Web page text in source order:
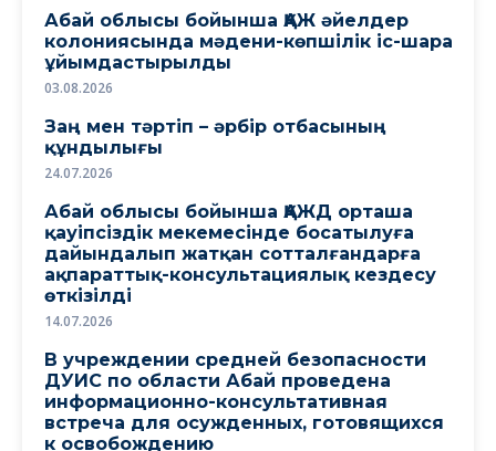
Абай облысы бойынша ҚАЖ әйелдер
колониясында мәдени-көпшілік іс-шара
ұйымдастырылды
03.08.2026
Заң мен тәртіп – әрбір отбасының
құндылығы
24.07.2026
Абай облысы бойынша ҚАЖД орташа
қауіпсіздік мекемесінде босатылуға
дайындалып жатқан сотталғандарға
ақпараттық-консультациялық кездесу
өткізілді
14.07.2026
В учреждении средней безопасности
ДУИС по области Абай проведена
информационно-консультативная
встреча для осужденных, готовящихся
к освобождению